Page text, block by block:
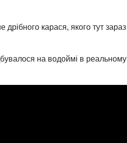
карася, якого тут зараз
на водоймі в реальному